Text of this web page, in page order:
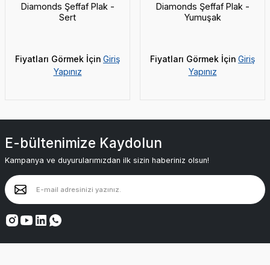
Diamonds Şeffaf Plak -
Sert
Fiyatları Görmek İçin Giriş
Yapınız
Diamonds Şeffaf Plak -
Yumuşak
Fiyatları Görmek İçin Giriş
Yapınız
E-bültenimize Kaydolun
Kampanya ve duyurularımızdan ilk sizin haberiniz olsun!